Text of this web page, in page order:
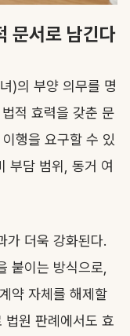
문서로 남긴다
)의 부양 의무를 명
적 효력을 갖춘 문
행을 요구할 수 있
부담 범위, 동거 여
가 더욱 강화된다.
붙이는 방식으로,
약 자체를 해제할
법원 판례에서도 효